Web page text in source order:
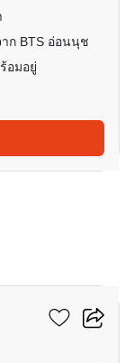
ก BTS อ่อนนุช
อมอยู่